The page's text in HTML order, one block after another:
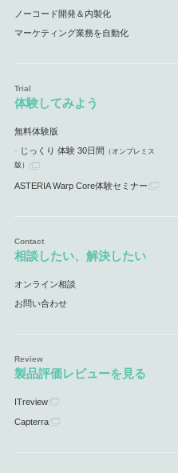
ノーコード開発＆内製化
マーケティング業務を自動化
体験してみよう
無料体験版
じっくり 体験 30日間 （オンプレミス
版）
ASTERIA Warp Core体験セミナー
相談したい、解決したい
オンライン相談
お問い合わせ
製品評価レビューを見る
ITreview
Capterra